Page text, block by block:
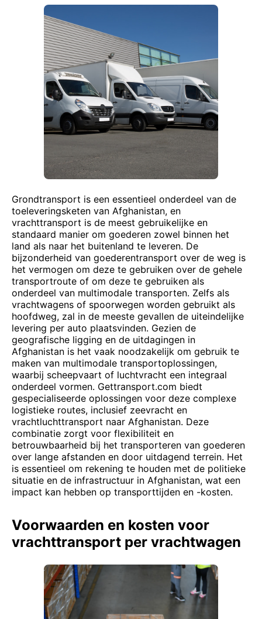
Grondtransport is een essentieel onderdeel van de
toeleveringsketen van Afghanistan, en
vrachttransport is de meest gebruikelijke en
standaard manier om goederen zowel binnen het
land als naar het buitenland te leveren. De
bijzonderheid van goederentransport over de weg is
het vermogen om deze te gebruiken over de gehele
transportroute of om deze te gebruiken als
onderdeel van multimodale transporten. Zelfs als
vrachtwagens of spoorwegen worden gebruikt als
hoofdweg, zal in de meeste gevallen de uiteindelijke
levering per auto plaatsvinden. Gezien de
geografische ligging en de uitdagingen in
Afghanistan is het vaak noodzakelijk om gebruik te
maken van multimodale transportoplossingen,
waarbij scheepvaart of luchtvracht een integraal
onderdeel vormen. Gettransport.com biedt
gespecialiseerde oplossingen voor deze complexe
logistieke routes, inclusief zeevracht en
vrachtluchttransport naar Afghanistan. Deze
combinatie zorgt voor flexibiliteit en
betrouwbaarheid bij het transporteren van goederen
over lange afstanden en door uitdagend terrein. Het
is essentieel om rekening te houden met de politieke
situatie en de infrastructuur in Afghanistan, wat een
impact kan hebben op transporttijden en -kosten.
Voorwaarden en kosten voor
vrachttransport per vrachtwagen